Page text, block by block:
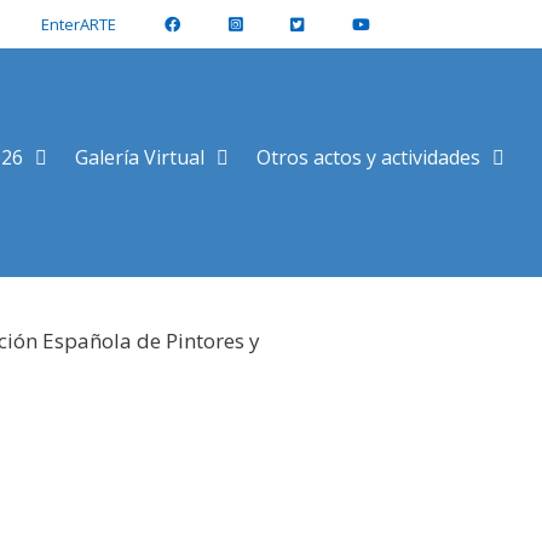
EnterARTE
Galería Virtual Otros actos y actividades
Española de Pintores y